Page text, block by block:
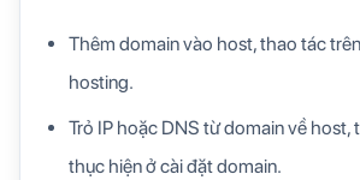
Thêm domain vào host, thao tác
hosting.
Trỏ IP hoặc DNS từ domain về
thục hiện ở cài đặt domain.